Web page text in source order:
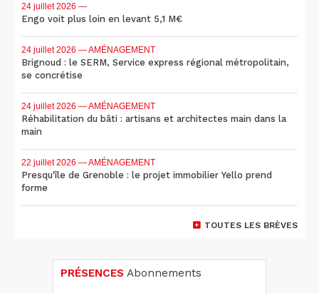
24 juillet 2026 —
Engo voit plus loin en levant 5,1 M€
24 juillet 2026 — AMÉNAGEMENT
Brignoud : le SERM, Service express régional métropolitain,
se concrétise
24 juillet 2026 — AMÉNAGEMENT
Réhabilitation du bâti : artisans et architectes main dans la
main
22 juillet 2026 — AMÉNAGEMENT
Presqu'île de Grenoble : le projet immobilier Yello prend
forme
TOUTES LES BRÈVES
PRÉSENCES Abonnements